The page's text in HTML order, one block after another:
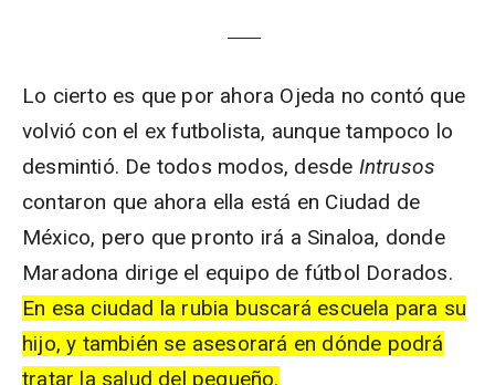
Lo cierto es que por ahora Ojeda no contó que
volvió con el ex futbolista, aunque tampoco lo
desmintió. De todos modos, desde Intrusos
contaron que ahora ella está en Ciudad de
México, pero que pronto irá a Sinaloa, donde
Maradona dirige el equipo de fútbol Dorados.
En esa ciudad la rubia buscará escuela para su
hijo, y también se asesorará en dónde podrá
tratar la salud del pequeño.